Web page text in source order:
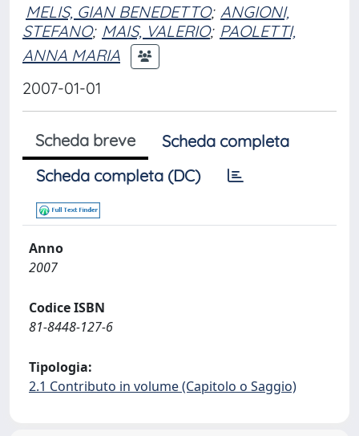
MELIS, GIAN BENEDETTO; ANGIONI,
STEFANO; MAIS, VALERIO; PAOLETTI,
ANNA MARIA
2007-01-01
Scheda breve
Scheda completa
Scheda completa (DC)
Anno
2007
Codice ISBN
81-8448-127-6
Tipologia:
2.1 Contributo in volume (Capitolo o Saggio)